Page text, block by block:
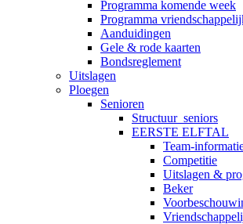
Programma komende week
Programma
Aanduidingen
Gele & rode kaarten
Bondsreglement
Uitslagen
Ploegen
Senioren
Structuur_seniors
EERSTE ELFTAL
Team-
Competitie
Uitslagen &
Beker